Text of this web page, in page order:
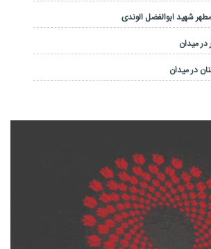
شهید ابوالفضل الوندی
در میدان
در میدان